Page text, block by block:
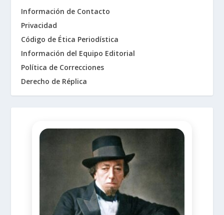
Información de Contacto
Privacidad
Código de Ética Periodística
Información del Equipo Editorial
Política de Correcciones
Derecho de Réplica